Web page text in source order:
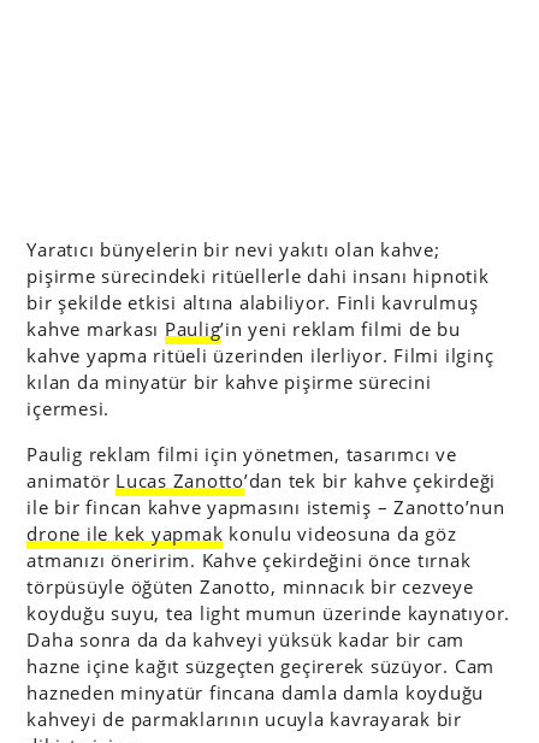
Yaratıcı bünyelerin bir nevi yakıtı olan kahve;
pişirme sürecindeki ritüellerle dahi insanı hipnotik
bir şekilde etkisi altına alabiliyor. Finli kavrulmuş
kahve markası Paulig’in yeni reklam filmi de bu
kahve yapma ritüeli üzerinden ilerliyor. Filmi ilginç
kılan da minyatür bir kahve pişirme sürecini
içermesi.
Paulig reklam filmi için yönetmen, tasarımcı ve
animatör Lucas Zanotto’dan tek bir kahve çekirdeği
ile bir fincan kahve yapmasını istemiş – Zanotto’nun
drone ile kek yapmak konulu videosuna da göz
atmanızı öneririm. Kahve çekirdeğini önce tırnak
törpüsüyle öğüten Zanotto, minnacık bir cezveye
koyduğu suyu, tea light mumun üzerinde kaynatıyor.
Daha sonra da da kahveyi yüksük kadar bir cam
hazne içine kağıt süzgeçten geçirerek süzüyor. Cam
hazneden minyatür fincana damla damla koyduğu
kahveyi de parmaklarının ucuyla kavrayarak bir